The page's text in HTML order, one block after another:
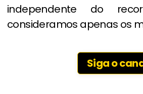
independente do
consideramos apenas os
Siga o